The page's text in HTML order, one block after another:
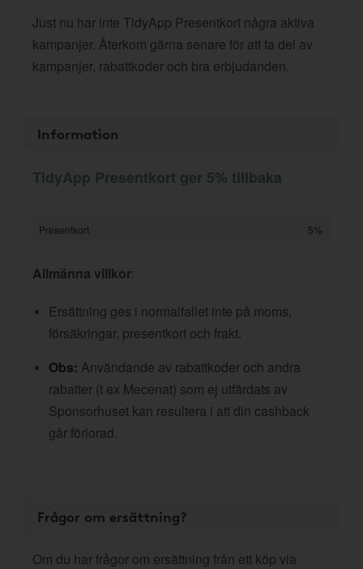
Just nu har inte TidyApp Presentkort några aktiva
kampanjer. Återkom gärna senare för att ta del av
kampanjer, rabattkoder och bra erbjudanden.
Information
TidyApp Presentkort ger 5% tillbaka
Presentkort 5%
Allmänna villkor:
Ersättning ges i normalfallet inte på moms,
försäkringar, presentkort och frakt.
Obs: Användande av rabattkoder och andra
rabatter (t ex Mecenat) som ej utfärdats av
Sponsorhuset kan resultera i att din cashback
går förlorad.
Frågor om ersättning?
Om du har frågor om ersättning från ett köp via